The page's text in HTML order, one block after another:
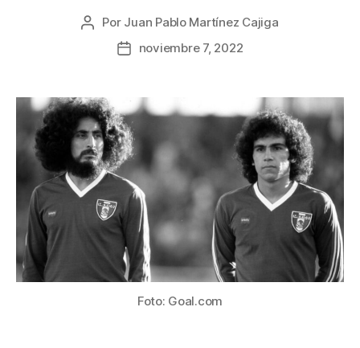
Autor
Por Juan Pablo Martínez Cajiga
Fecha
publicación
noviembre 7, 2022
Foto: Goal.com